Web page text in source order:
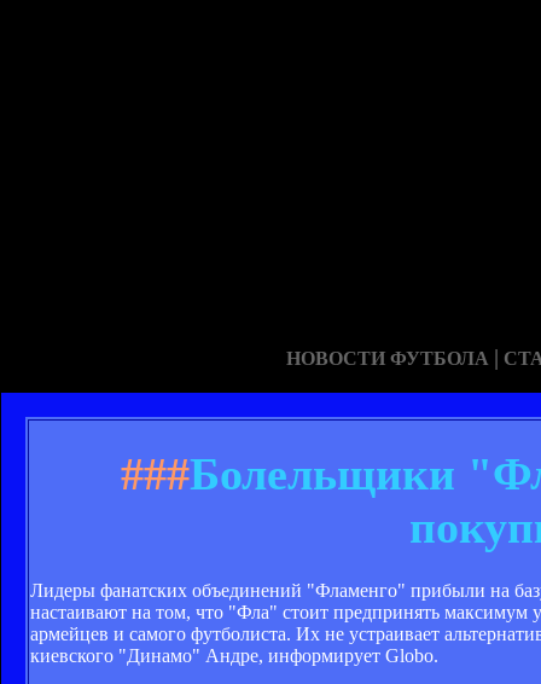
НОВОСТИ ФУТБОЛА |
###Болельщики
Лидеры фанатских объединений "Фламенго" прибыли на
настаивают на том, что "Фла" стоит предпринять
армейцев и самого футболиста. Их не устраивает
киевского "Динамо" Андре, информирует Globo.